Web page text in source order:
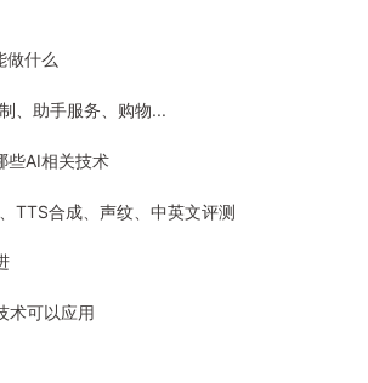
做什么
、助手服务、购物...
些AI相关技术
TTS合成、声纹、中英文评测
术可以应用